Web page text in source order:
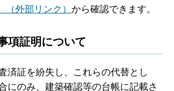
（外部リンク） から確認できます。
項証明について
済証を紛失し、これらの代替とし
にのみ、建築確認等の台帳に記載さ